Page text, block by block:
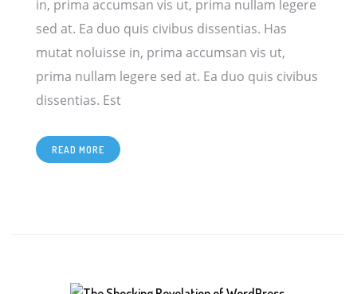
in, prima accumsan vis ut, prima nullam legere
sed at. Ea duo quis civibus dissentias. Has
mutat noluisse in, prima accumsan vis ut,
prima nullam legere sed at. Ea duo quis civibus
dissentias. Est[…]
READ MORE